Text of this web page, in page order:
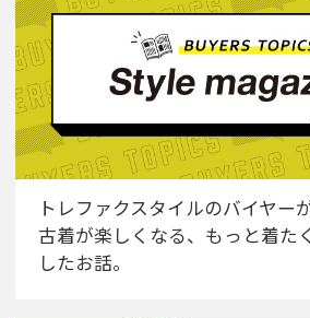
トレファクスタイルのバイヤー
古着が楽しくなる、もっと着た
したお話。